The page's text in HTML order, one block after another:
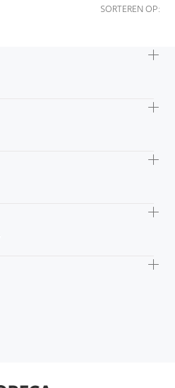
SORTEREN OP: